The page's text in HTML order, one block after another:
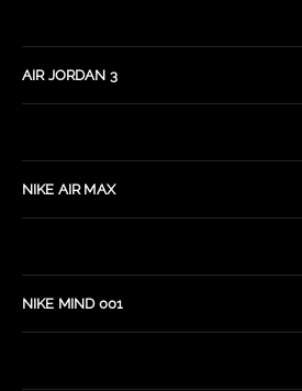
AIR JORDAN 3
NIKE AIR MAX
NIKE MIND 001